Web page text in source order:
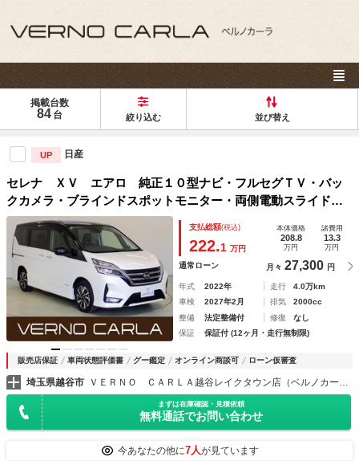
掲載台数
84 台 絞り込む 並び替え
UP 日産
セレナ ＸＶ エアロ 純正１０型ナビ・フルセグＴＶ・バッ
クカメラ・ブラインドスポットモニター・両側電動スライドド
ア・エマージェンシーブレーキ・レーンキープアシスト・ハー
フレザーシート・クルーズコントロール・障害物センサー
支払総額(税込)
222.1 万円
本体価格
208.8
万円
諸費用
13.3
万円
通常ローン 月々 27,300 円
年式 2022年 走行
4.0万km
車検
2027年2月 排気
2000cc
整備
法定整備付 修復
なし
保証
保証付 (12ヶ月・走行無制限)
販売店保証 車両状態評価書 グー鑑定 オンライン商談可 ローン仮審査
埼玉県越谷市 ＶＥＲＮＯ ＣＡＲＬＡ越谷レイクタウン店（ベルノカーラ越谷レイクタウン店）
まずは在庫確認・見積依頼
無料通話でお問い合わせ
今あなたの他に7人が見ています